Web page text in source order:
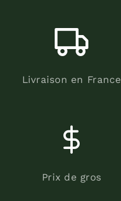
Livraison en France
Prix de gros